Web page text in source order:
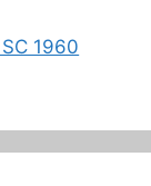
1960